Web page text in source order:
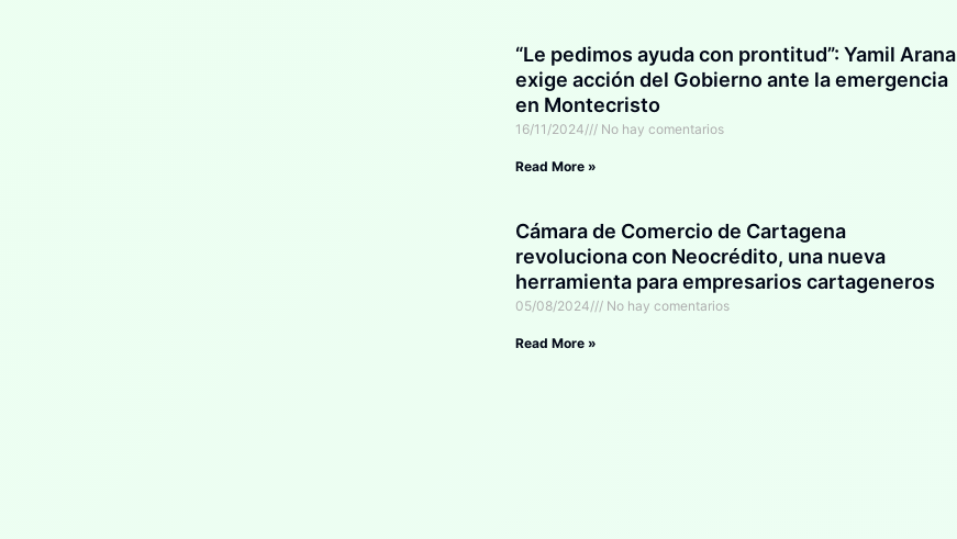
“Le pedimos ayuda con prontitud”: Yamil Arana
exige acción del Gobierno ante la emergencia
en Montecristo
16/11/2024 No hay comentarios
Read More »
Cámara de Comercio de Cartagena
revoluciona con Neocrédito, una nueva
herramienta para empresarios cartageneros
05/08/2024 No hay comentarios
Read More »